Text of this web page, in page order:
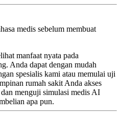
medis sebelum membuat
manfaat nyata pada
Anda dapat dengan mudah
spesialis kami atau memulai uji
rumah sakit Anda akses
menguji simulasi medis AI
apa pun.